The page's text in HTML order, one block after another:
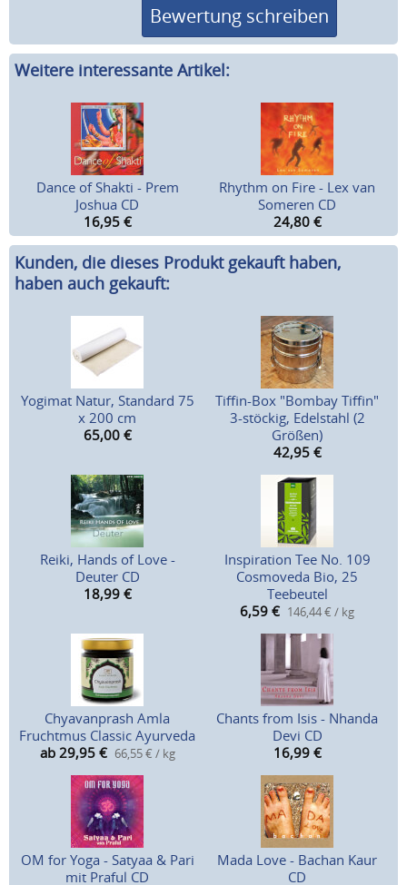
Bewertung schreiben
Weitere interessante Artikel:
Dance of Shakti - Prem
Joshua CD
16,95 €
Rhythm on Fire - Lex van
Someren CD
24,80 €
Kunden, die dieses Produkt gekauft haben,
haben auch gekauft:
Yogimat Natur, Standard 75
x 200 cm
65,00 €
Tiffin-Box "Bombay Tiffin"
3-stöckig, Edelstahl (2
Größen)
42,95 €
Reiki, Hands of Love -
Deuter CD
18,99 €
Inspiration Tee No. 109
Cosmoveda Bio, 25
Teebeutel
6,59 € 146,44 € / kg
Chyavanprash Amla
Fruchtmus Classic Ayurveda
ab 29,95 € 66,55 € / kg
Chants from Isis - Nhanda
Devi CD
16,99 €
OM for Yoga - Satyaa & Pari
mit Praful CD
Mada Love - Bachan Kaur
CD